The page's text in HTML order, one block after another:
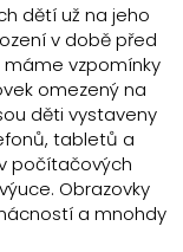
dětí už na jeho
v době před
vzpomínky
omezený na
děti vystaveny
tabletů a
počítačových
Obrazovky
a mnohdy